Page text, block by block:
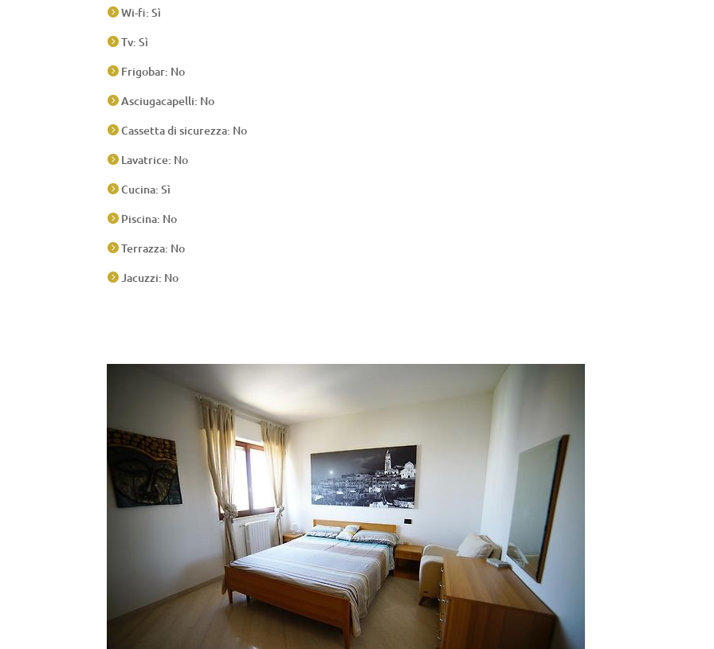
 Wi-fi: Sì
 Tv: Sì
 Frigobar: No
 Asciugacapelli: No
 Cassetta di sicurezza: No
 Lavatrice: No
 Cucina: Sì
 Piscina: No
 Terrazza: No
 Jacuzzi: No